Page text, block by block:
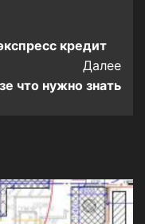
кредит
Далее
что нужно знать